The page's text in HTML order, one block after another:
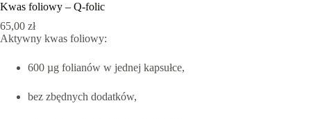
Kwas foliowy – Q-folic
65,00 zł
Aktywny kwas foliowy:
600 µg folianów w jednej kapsułce,
bez zbędnych dodatków,